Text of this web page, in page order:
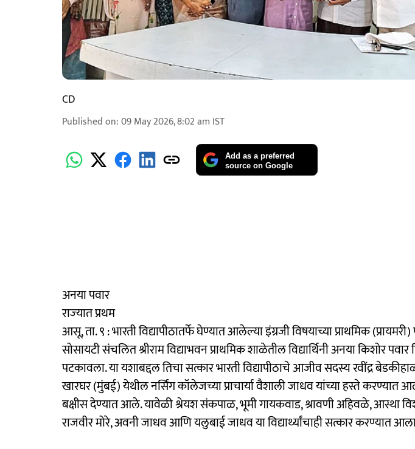
CD
Published on:09 May 2026, 8:02 am IST
Add as a preferred
source on Google
अनया पवार
राज्‍यात प्रथम
आसू, ता. ९ : भारती विद्यापीठातर्फे घेण्यात आलेल्या इंग्रजी विषयाच्या प्राथमिक
सोसायटी संचलित श्रीराम विद्याभवन प्राथमिक शाळेतील विद्यार्थिनी अनया किशोर
पटकावला. या यशाबद्दल तिचा सत्कार भारती विद्यापीठाचे आजीव सदस्य रवींद्र
खारघर (मुंबई) येथील नर्सिंग कॉलेजच्या प्राचार्या वैशाली जाधव यांच्या हस्ते करण्यात
बक्षीस देण्‍यात आले. यावेळी श्रेयश संकपाळ, भूमी गायकवाड, श्रावणी अहिवळे, आस्था
राजवीर मोरे, अवनी जाधव आणि यलुबाई जाधव या विद्यार्थ्यांचाही सत्कार करण्यात